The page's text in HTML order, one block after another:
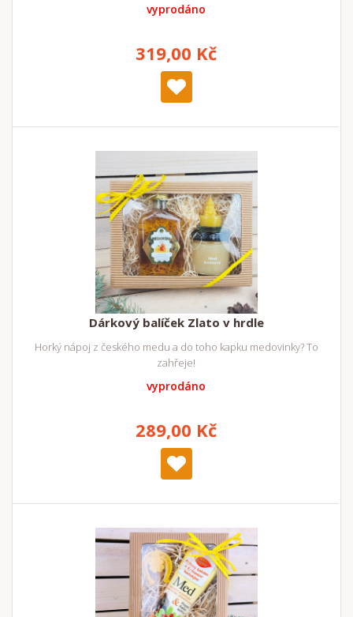
vyprodáno
319,00 Kč
Dárkový balíček Zlato v hrdle
Horký nápoj z českého medu a do toho kapku medovinky? To
zahřeje!
vyprodáno
289,00 Kč